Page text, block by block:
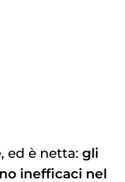
ed è netta: gli
inefficaci nel